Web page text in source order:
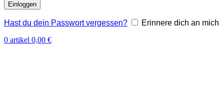
Einloggen
Hast du dein Passwort vergessen?
Erinnere dich an mich
0 artikel 0,00 €